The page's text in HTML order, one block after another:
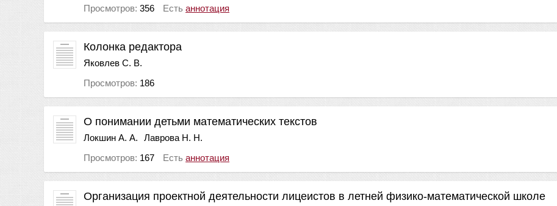
Просмотров: 356 Есть аннотация
Колонка редактора
Яковлев С. В.
Просмотров: 186
О понимании детьми математических текстов
Локшин А. А.
Лаврова Н. Н.
Просмотров: 167 Есть аннотация
Организация проектной деятельности лицеистов в летней физико-математической школе